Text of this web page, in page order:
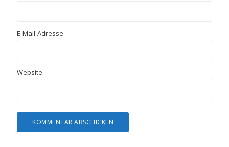
E-Mail-Adresse
Website